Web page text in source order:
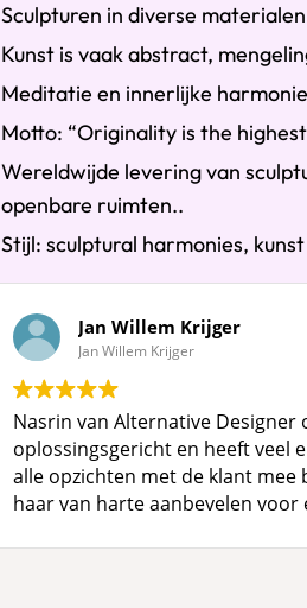
Sculpturen in diverse
Kunst is vaak abstract,
Meditatie en innerlijke
Motto: “Originality is the
Wereldwijde levering van
openbare ruimten..
Stijl: sculptural harmonies,
Jan Willem Krijger
Jan Willem Krijger
Nasrin van Alternative Designer
oplossingsgericht en heeft veel
alle opzichten met de klant
haar van harte aanbevelen